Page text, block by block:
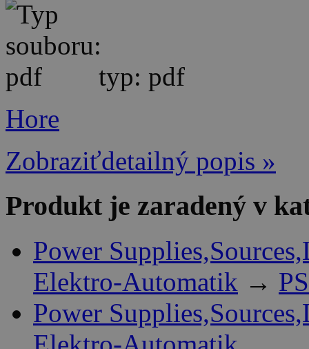
typ: pdf
Hore
Zobraziťdetailný popis »
Produkt je zaradený v
Power
Elektro-Automatik →
Power